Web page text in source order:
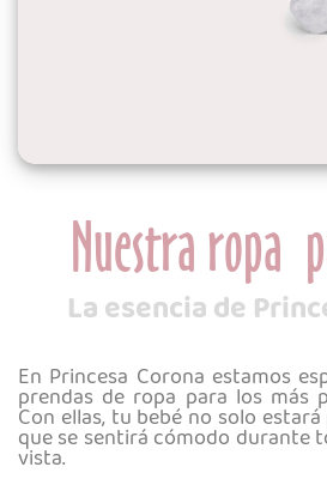
Nuestra ropa
La esencia de
En Princesa Corona estamos
prendas de ropa para los más
Con ellas, tu bebé no solo
que se sentirá cómodo durante
vista.